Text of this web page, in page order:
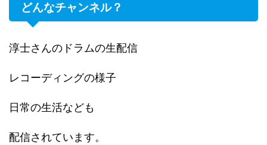
どんなチャンネル？
淳士さんのドラムの生配信
レコーディングの様子
日常の生活なども
配信されています。